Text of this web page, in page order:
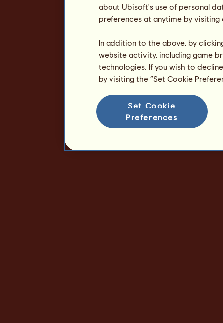
about Ubisoft's use of personal
preferences at anytime by
In addition to the above, by
website activity, including game
technologies. If you wish to
by visiting the “Set Cookie
Set Cookie
Preferences